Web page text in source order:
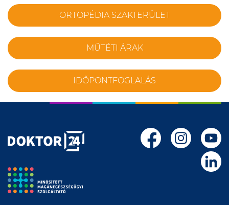
ORTOPÉDIA SZAKTERÜLET
MŰTÉTI ÁRAK
IDŐPONTFOGLALÁS